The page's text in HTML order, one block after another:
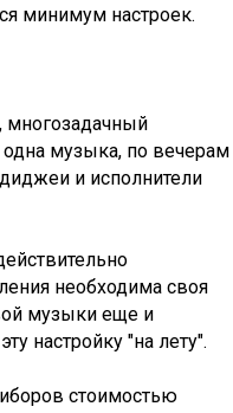
минимум настроек.
многозадачный
музыка, по вечерам
и исполнители
необходима своя
музыки еще и
настройку "на лету".
стоимостью